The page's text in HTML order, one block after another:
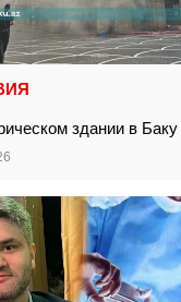
здании в